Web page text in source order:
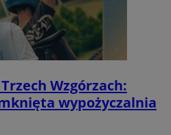
Wzgórzach:
wypożyczalnia